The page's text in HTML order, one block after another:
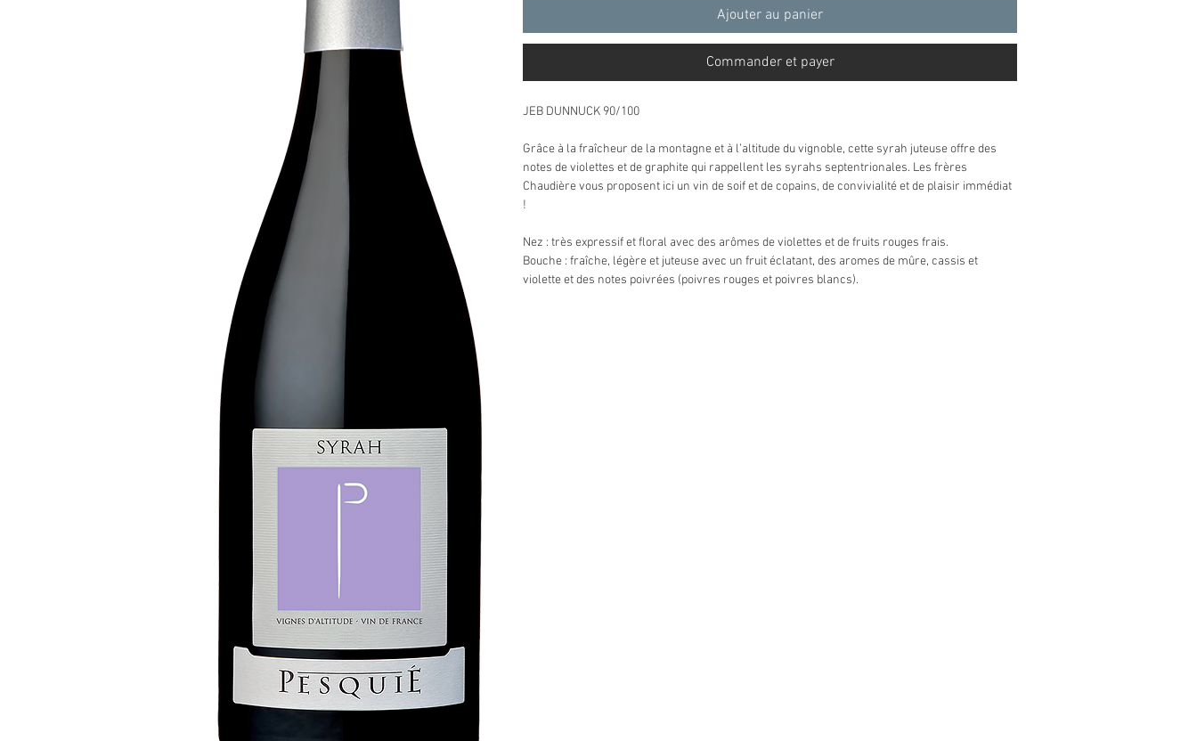
Ajouter au panier
Commander et payer
JEB DUNNUCK 90/100
Grâce à la fraîcheur de la montagne et à l’altitude du vignoble, cette syrah juteuse offre des
notes de violettes et de graphite qui rappellent les syrahs septentrionales. Les frères
Chaudière vous proposent ici un vin de soif et de copains, de convivialité et de plaisir immédiat
!
Nez : très expressif et floral avec des arômes de violettes et de fruits rouges frais.
Bouche : fraîche, légère et juteuse avec un fruit éclatant, des aromes de mûre, cassis et
violette et des notes poivrées (poivres rouges et poivres blancs).